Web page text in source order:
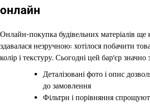
онлайн
Онлайн-покупка будівельних матеріалів ще
здавалася незручною: хотілося побачити
колір і текстуру. Сьогодні цей бар’єр значно
Деталізовані фото і опис
до замовлення
Фільтри і порівняння